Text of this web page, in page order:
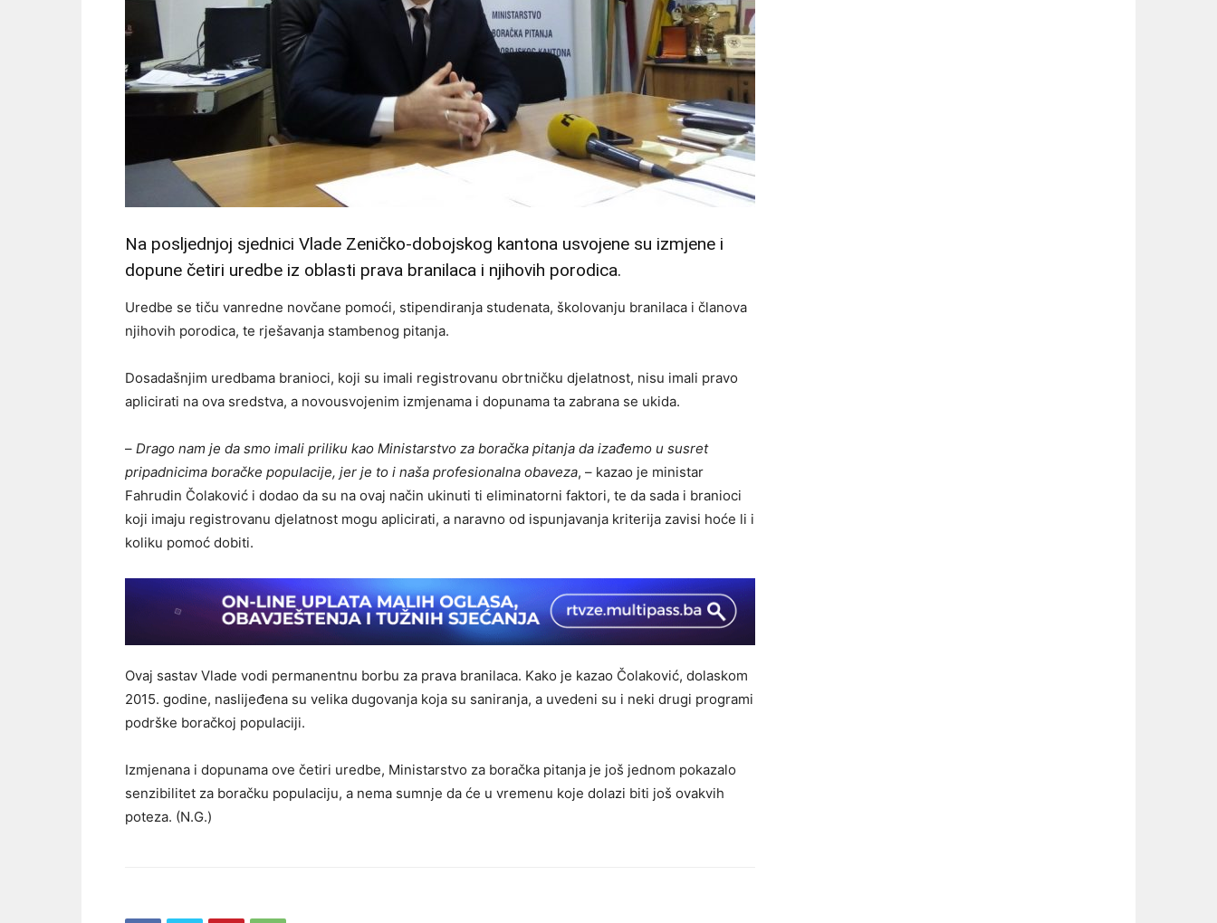
Na posljednjoj sjednici Vlade Zeničko-dobojskog kantona usvojene su izmjene i
dopune četiri uredbe iz oblasti prava branilaca i njihovih porodica.
Uredbe se tiču vanredne novčane pomoći, stipendiranja studenata, školovanju branilaca i članova
njihovih porodica, te rješavanja stambenog pitanja.
Dosadašnjim uredbama branioci, koji su imali registrovanu obrtničku djelatnost, nisu imali pravo
aplicirati na ova sredstva, a novousvojenim izmjenama i dopunama ta zabrana se ukida.
– Drago nam je da smo imali priliku kao Ministarstvo za boračka pitanja da izađemo u susret
pripadnicima boračke populacije, jer je to i naša profesionalna obaveza, – kazao je ministar
Fahrudin Čolaković i dodao da su na ovaj način ukinuti ti eliminatorni faktori, te da sada i branioci
koji imaju registrovanu djelatnost mogu aplicirati, a naravno od ispunjavanja kriterija zavisi hoće li i
koliku pomoć dobiti.
Ovaj sastav Vlade vodi permanentnu borbu za prava branilaca. Kako je kazao Čolaković, dolaskom
2015. godine, naslijeđena su velika dugovanja koja su saniranja, a uvedeni su i neki drugi programi
podrške boračkoj populaciji.
Izmjenana i dopunama ove četiri uredbe, Ministarstvo za boračka pitanja je još jednom pokazalo
senzibilitet za boračku populaciju, a nema sumnje da će u vremenu koje dolazi biti još ovakvih
poteza. (N.G.)